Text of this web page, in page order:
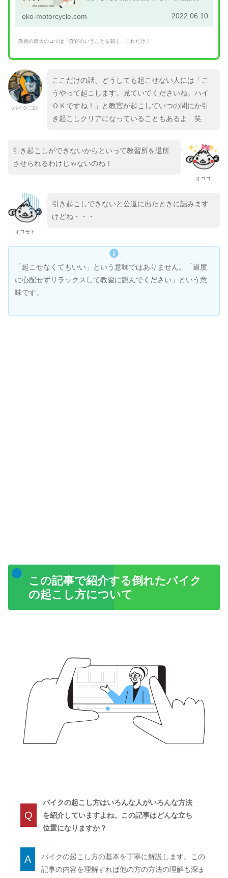
oko-motorcycle.com 2022.06.10
教習の最大のコツは「教官のいうことを聞く」これだけ！
バイク三郎
ここだけの話、どうしても起こせない人には「こ
うやって起こします。見ていてくださいね。ハイ
ＯＫですね！」と教官が起こしていつの間にか引
き起こしクリアになっていることもあるよ 笑
オココ
引き起こしができないからといって教習所を退所
させられるわけじゃないのね！
オコモト
引き起こしできないと公道に出たときに詰みます
けどね・・・
「起こせなくてもいい」という意味ではありません。「過度
に心配せずリラックスして教習に臨んでください」という意
味です。
この記事で紹介する倒れたバイク
の起こし方について
Q
バイクの起こし方はいろんな人がいろんな方法
を紹介していますよね。この記事はどんな立ち
位置になりますか？
A
バイクの起こし方の基本を丁寧に解説します。この
記事の内容を理解すれば他の方の方法の理解も深ま